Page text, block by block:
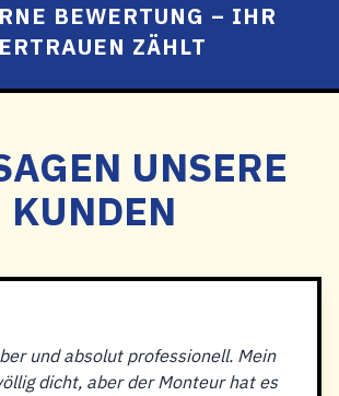
BEWERTUNG – IHR
ZÄHLT
UNSERE
KUNDEN
und absolut professionell. Mein
dicht, aber der Monteur hat es